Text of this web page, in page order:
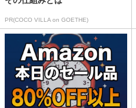
PR(COCO VILLA on GOETHE)